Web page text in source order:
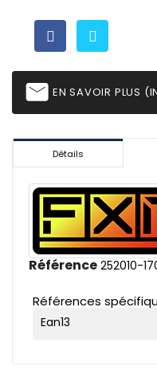
email EN SAVOIR PLUS
Détails
Référence 252010-
Références
Ean13